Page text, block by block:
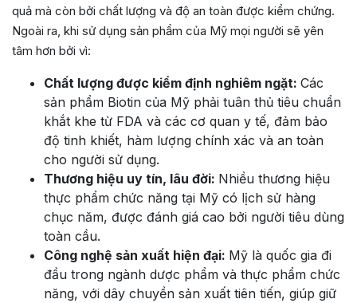
quả mà còn bởi chất lượng và độ an toàn được kiểm chứng.
Ngoài ra, khi sử dụng sản phẩm của Mỹ mọi người sẽ yên
tâm hơn bởi vì:
Chất lượng được kiểm định nghiêm ngặt: Các
sản phẩm Biotin của Mỹ phải tuân thủ tiêu chuẩn
khắt khe từ FDA và các cơ quan y tế, đảm bảo
độ tinh khiết, hàm lượng chính xác và an toàn
cho người sử dụng.
Thương hiệu uy tín, lâu đời: Nhiều thương hiệu
thực phẩm chức năng tại Mỹ có lịch sử hàng
chục năm, được đánh giá cao bởi người tiêu dùng
toàn cầu.
Công nghệ sản xuất hiện đại: Mỹ là quốc gia đi
đầu trong ngành dược phẩm và thực phẩm chức
năng, với dây chuyền sản xuất tiên tiến, giúp giữ